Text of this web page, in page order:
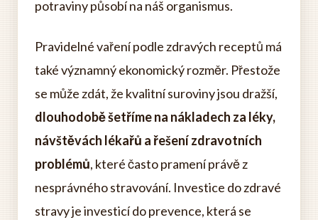
potraviny působí na náš organismus.
Pravidelné vaření podle zdravých receptů má
také významný ekonomický rozměr. Přestože
se může zdát, že kvalitní suroviny jsou dražší,
dlouhodobě šetříme na nákladech za léky,
návštěvách lékařů a řešení zdravotních
problémů, které často pramení právě z
nesprávného stravování. Investice do zdravé
stravy je investicí do prevence, která se